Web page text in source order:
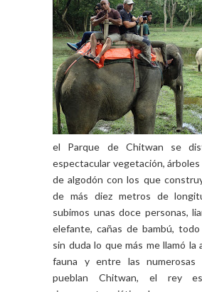
el Parque de Chitwan se
espectacular vegetación, árboles
de algodón con los que
de más diez metros de
subimos unas doce personas,
elefante, cañas de bambú,
sin duda lo que más me llamó la
fauna y entre las numerosas
pueblan Chitwan, el rey